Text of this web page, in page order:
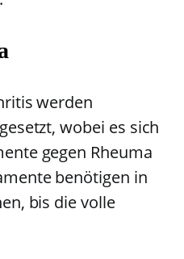
werden
wobei es sich
gegen Rheuma
benötigen in
bis die volle